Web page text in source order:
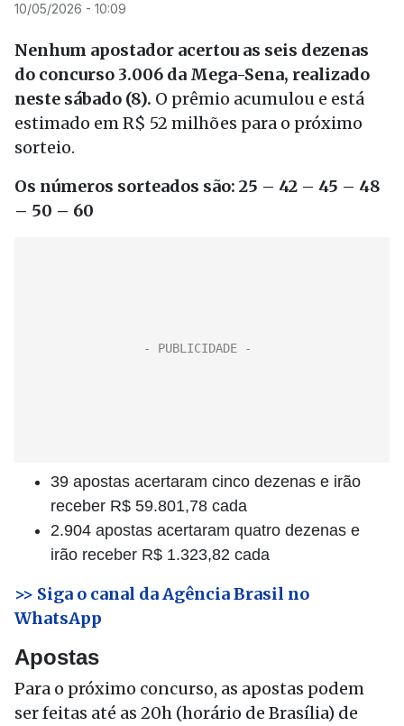
10/05/2026 - 10:09
Nenhum apostador acertou as seis dezenas
do concurso 3.006 da Mega-Sena, realizado
neste sábado (8). O prêmio acumulou e está
estimado em R$ 52 milhões para o próximo
sorteio.
Os números sorteados são: 25 – 42 – 45 – 48
– 50 – 60
39 apostas acertaram cinco dezenas e irão
receber R$ 59.801,78 cada
2.904 apostas acertaram quatro dezenas e
irão receber R$ 1.323,82 cada
>> Siga o canal da Agência Brasil no
WhatsApp
Apostas
Para o próximo concurso, as apostas podem
ser feitas até as 20h (horário de Brasília) de